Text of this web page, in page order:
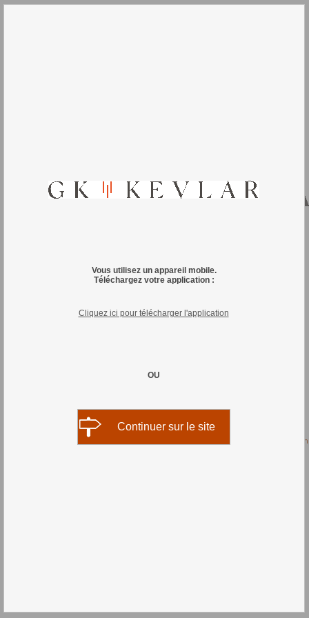
Vous utilisez un appareil mobile.
Téléchargez votre application :
Cliquez ici pour télécharger l'application
OU
Continuer sur le site